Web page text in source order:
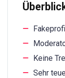
Keine
Sehr